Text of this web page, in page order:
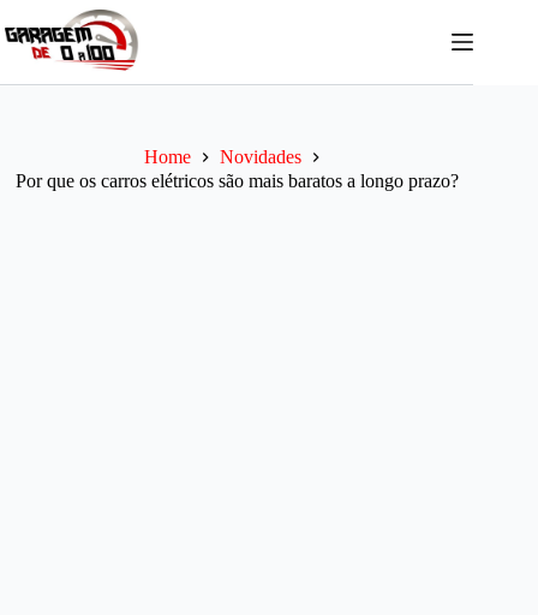
para
Home
Novidades
Por que os carros elétricos são mais baratos a longo prazo?